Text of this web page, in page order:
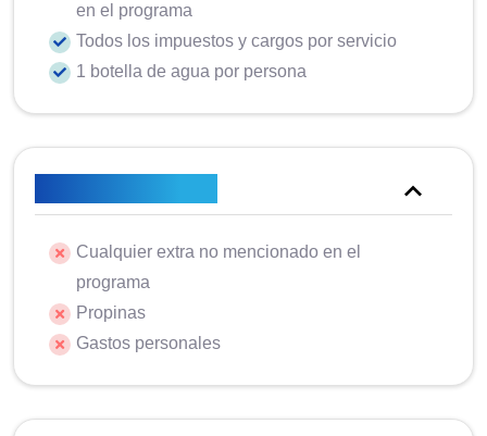
en el programa
Todos los impuestos y cargos por servicio
1 botella de agua por persona
Cualquier extra no mencionado en el
programa
Propinas
Gastos personales